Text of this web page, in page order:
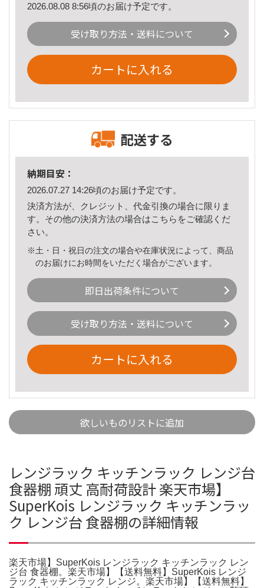
2026.08.08 8:56頃のお届け予定です。
受け取り方法・送料について
カートに入れる
配送する
納期目安：
2026.07.27 14:26頃のお届け予定です。
決済方法が、クレジット、代金引換の場合に限りま
す。その他の決済方法の場合はこちら をご確認くだ
さい。
※土・日・祝日の注文の場合や在庫状況によって、商品
のお届けにお時間をいただく場合がございます。
即日出荷条件について
受け取り方法・送料について
カートに入れる
欲しいものリストに追加
レンジラック キッチンラック レンジ台
食器棚 頑丈 高耐荷設計 楽天市場】
SuperKois レンジラック キッチンラッ
ク レンジ台 食器棚の詳細情報
楽天市場】SuperKois レンジラック キッチンラック レン
ジ台 食器棚。楽天市場】【送料無料】SuperKois レンジ
ラック キッチンラック レンジ。楽天市場】【送料無料】